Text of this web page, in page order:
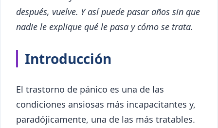
después, vuelve. Y así puede pasar años sin que
nadie le explique qué le pasa y cómo se trata.
Introducción
El trastorno de pánico es una de las
condiciones ansiosas más incapacitantes y,
paradójicamente, una de las más tratables.